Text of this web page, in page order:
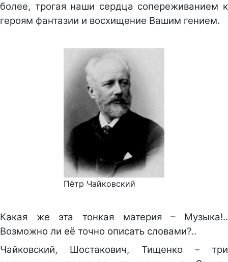
более, трогая наши сердца сопереживанием к
героям фантазии и восхищение Вашим гением.
Пётр Чайковский
Какая же эта тонкая материя – Музыка!..
Возможно ли её точно описать словами?..
Чайковский, Шостакович, Тищенко – три